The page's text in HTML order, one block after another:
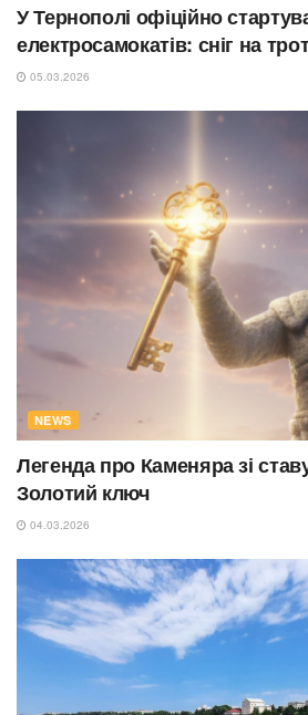
У Тернополі офіційно
електросамокатів: сніг на
05.03.2026
NEWS
Легенда про Каменяра зі
Золотий ключ
04.03.2026